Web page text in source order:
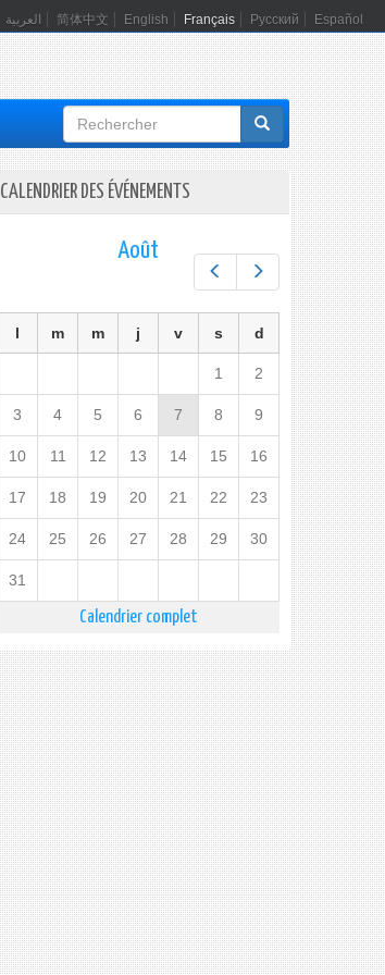
العربية 简体中文 English Français Русский Español
Formulaire
de
recherche
CALENDRIER DES ÉVÉNEMENTS
Préc. Suiv.
Août
l m m j v s d
1 2
3 4 5 6 7 8 9
10 11 12 13 14 15 16
17 18 19 20 21 22 23
24 25 26 27 28 29 30
31
Calendrier complet